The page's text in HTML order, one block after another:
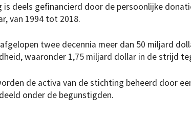
is deels gefinancierd door de persoonlijke
van 1994 tot 2018.
twee decennia meer dan 50 miljard
waaronder 1,75 miljard dollar in de strijd
de activa van de stichting beheerd door
onder de begunstigden.